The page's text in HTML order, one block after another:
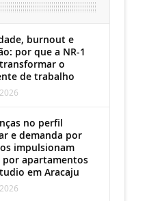
burnout e
por que a NR-1
o
de trabalho
no perfil
e demanda por
impulsionam
por apartamentos
em Aracaju